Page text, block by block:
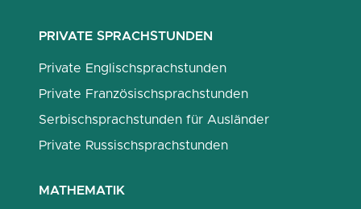
PRIVATE SPRACHSTUNDEN
Private Englischsprachstunden
Private Französischsprachstunden
Serbischsprachstunden für Ausländer
Private Russischsprachstunden
MATHEMATIK